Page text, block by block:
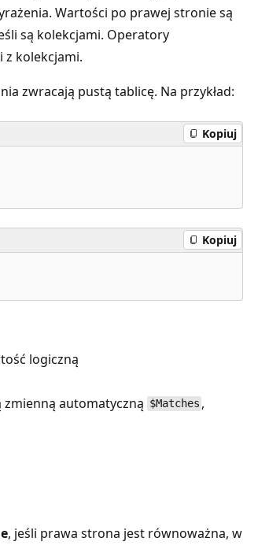
Wartości po prawej stronie są
są kolekcjami. Operatory
kolekcjami.
zwracają pustą tablicę. Na przykład:
Kopiuj
Kopiuj
logiczną
zmienną automatyczną $Matches ,
, jeśli prawa strona jest równoważna, w